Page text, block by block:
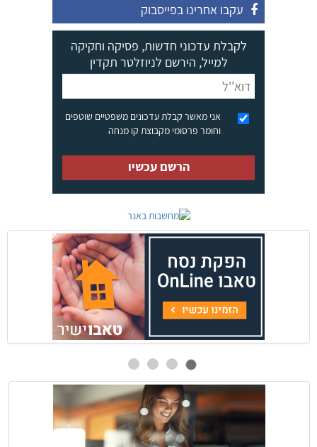
עקבו אחרינו בפייסבוק
לקבלת עדכוני חדשות, פסיקה וחקיקה
למייל, הירשם לניוזלטר תקדין
אני מאשר קבלת עדכונים משפטיים שוטפים
וחומר פרסומי מקבוצת קו מנחה
הרשם עכשיו